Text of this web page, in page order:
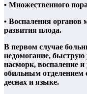
• Множественного
• Воспаления органов
развития плода.
В первом случае
недомогание,
насморк, воспаление
обильным
деснах и языке.